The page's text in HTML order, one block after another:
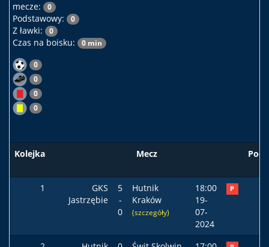
mecze: 0
Podstawowy: 0
Z ławki: 0
Czas na boisku: 0 min
0
0
0
0
Kolejka Mecz
1
GKS
Jastrzębie
5
-
0
Hutnik
Kraków
(szczegóły)
18:00
19-
07-
2024
P